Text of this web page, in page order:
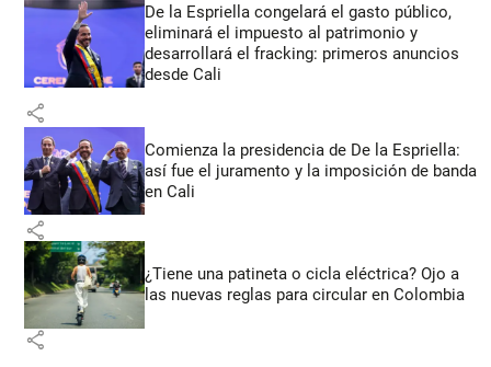
De la Espriella congelará el gasto público,
eliminará el impuesto al patrimonio y
desarrollará el fracking: primeros anuncios
desde Cali
share
Comienza la presidencia de De la Espriella:
así fue el juramento y la imposición de banda
en Cali
share
¿Tiene una patineta o cicla eléctrica? Ojo a
las nuevas reglas para circular en Colombia
share